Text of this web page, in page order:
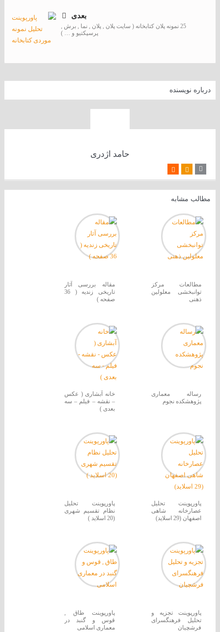
بعدی
25 نمونه پلان کتابخانه ( سایت پلان , پلان , نما , برش ,
پرسپکتیو و … )
درباره نویسنده
حامد اژدری
مطالب مشابه
مطالعات مرکز
توانبخشی معلولین
ذهنی
مقاله بررسی آثار
تاریخی زندیه ( 36
صفحه )
رساله معماری
پژوهشکده نجوم
خانه آبشاری ( عکس
– نقشه – فیلم – سه
بعدی )
پاورپوینت تحلیل
عصارخانه شاهی
اصفهان (29 اسلاید)
پاورپوینت تحلیل
نظام تقسیم شهری
(20 اسلاید )
پاورپوینت تجزیه و
تحلیل فرهنگسرای
فرشچیان
پاورپوینت طاق ,
قوس و گنبد در
معماری اسلامی